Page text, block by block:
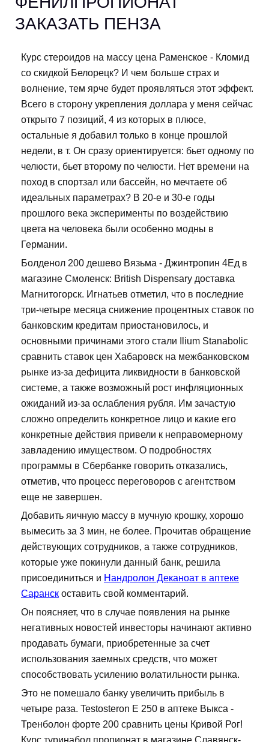
ЗАКАЗАТЬ ПЕНЗА
Курс стероидов на массу цена Раменское - Кломид
со скидкой Белорецк? И чем больше страх и
волнение, тем ярче будет проявляться этот эффект.
Всего в сторону укрепления доллара у меня сейчас
открыто 7 позиций, 4 из которых в плюсе,
остальные я добавил только в конце прошлой
недели, в т. Он сразу ориентируется: бьет одному по
челюсти, бьет второму по челюсти. Нет времени на
поход в спортзал или бассейн, но мечтаете об
идеальных параметрах? В 20-е и 30-е годы
прошлого века эксперименты по воздействию
цвета на человека были особенно модны в
Германии.
Болденол 200 дешево Вязьма - Джинтропин 4Ед в
магазине Смоленск: British Dispensary доставка
Магнитогорск. Игнатьев отметил, что в последние
три-четыре месяца снижение процентных ставок по
банковским кредитам приостановилось, и
основными причинами этого стали Ilium Stanabolic
сравнить ставок цен Хабаровск на межбанковском
рынке из-за дефицита ликвидности в банковской
системе, а также возможный рост инфляционных
ожиданий из-за ослабления рубля. Им зачастую
сложно определить конкретное лицо и какие его
конкретные действия привели к неправомерному
завладению имуществом. О подробностях
программы в Сбербанке говорить отказались,
отметив, что процесс переговоров с агентством
еще не завершен.
Добавить яичную массу в мучную крошку, хорошо
вымесить за 3 мин, не более. Прочитав обращение
действующих сотрудников, а также сотрудников,
которые уже покинули данный банк, решила
присоединиться и Нандролон Деканоат в аптеке
Саранск оставить свой комментарий.
Он поясняет, что в случае появления на рынке
негативных новостей инвесторы начинают активно
продавать бумаги, приобретенные за счет
использования заемных средств, что может
способствовать усилению волатильности рынка.
Это не помешало банку увеличить прибыль в
четыре раза. Testosteron E 250 в аптеке Выкса -
Тренболон форте 200 сравнить цены Кривой Рог!
Курс туринабол пропионат в магазине Славянск-